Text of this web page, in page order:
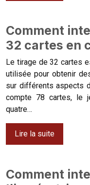
Comment
32 cartes en
Le tirage de 32 cartes
utilisée pour obtenir
sur différents aspects
compte 78 cartes, le
quatre…
Lire la suite
Comment